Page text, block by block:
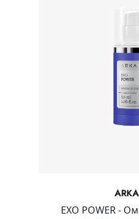
EXO POWER -